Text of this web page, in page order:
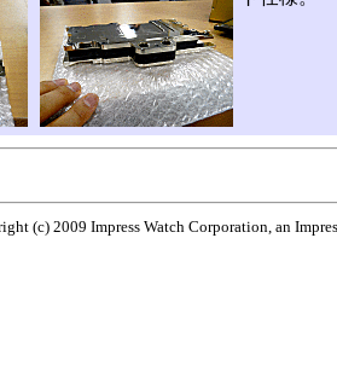
(c) 2009 Impress Watch Corporation, an